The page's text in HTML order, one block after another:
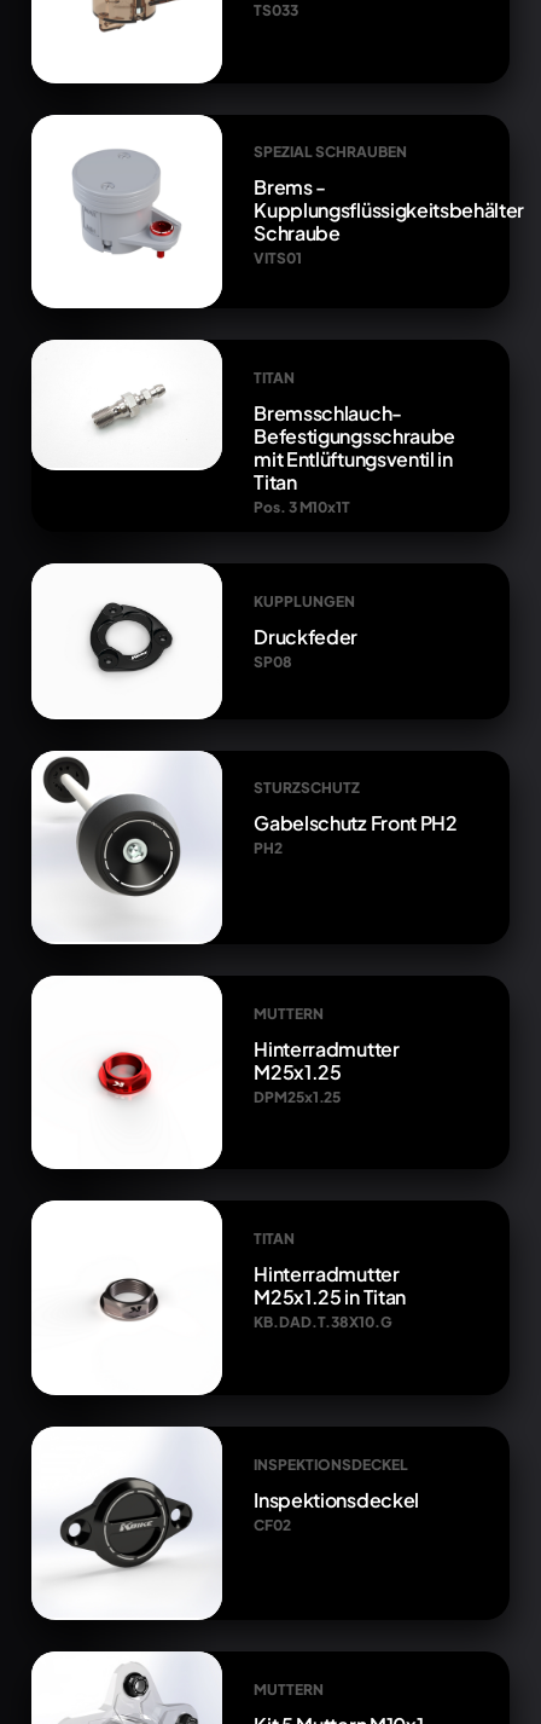
TS033
SPEZIAL SCHRAUBEN
Brems -
Kupplungsflüssigkeitsbehälter
Schraube
VITS01
TITAN
Bremsschlauch-
Befestigungsschraube
mit Entlüftungsventil in
Titan
Pos. 3 M10x1T
KUPPLUNGEN
Druckfeder
SP08
STURZSCHUTZ
Gabelschutz Front PH2
PH2
MUTTERN
Hinterradmutter
M25x1.25
DPM25x1.25
TITAN
Hinterradmutter
M25x1.25 in Titan
KB.DAD.T.38X10.G
INSPEKTIONSDECKEL
Inspektionsdeckel
CF02
MUTTERN